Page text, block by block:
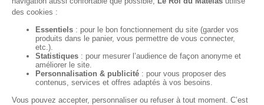
Conditions Générales de vente magasin
Mentions Légales
Données personnelles
Codes promo Le Roi du Matelas